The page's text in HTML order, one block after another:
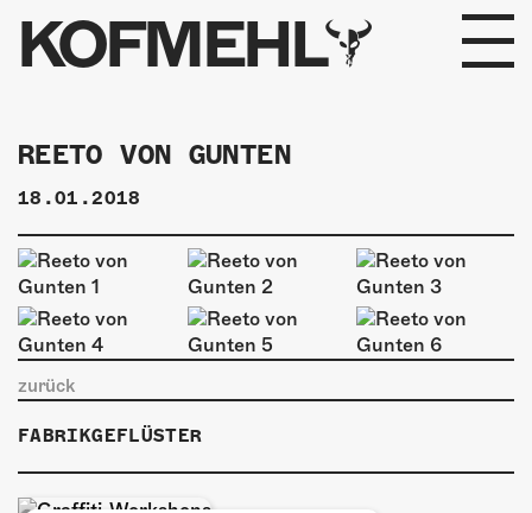
KOFMEHL
PROGRAMM
FABRIKGEFLÜSTER
GALERIE
FOTOGALERIE
PHOTOMAT
INFOS
KONTAKT
REETO VON GUNTEN
18.01.2018
zurück
FABRIKGEFLÜSTER